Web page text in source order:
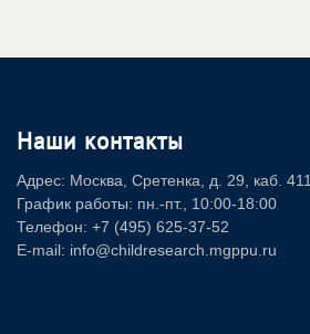
Наши контакты
Адрес: Москва, Сретенка, д. 29, каб. 411
График работы: пн.-пт., 10:00-18:00
Телефон: +7 (495) 625-37-52
E-mail: info@childresearch.mgppu.ru